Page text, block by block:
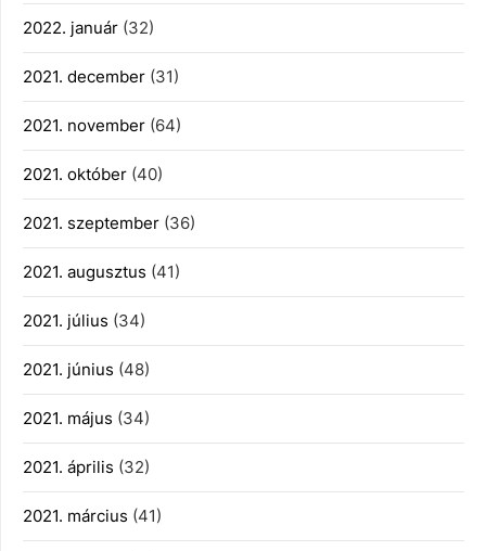
2022. január (32)
2021. december (31)
2021. november (64)
2021. október (40)
2021. szeptember (36)
2021. augusztus (41)
2021. július (34)
2021. június (48)
2021. május (34)
2021. április (32)
2021. március (41)